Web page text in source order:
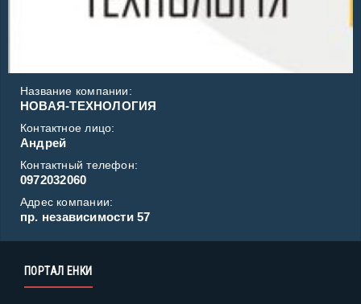
Название компании:
НОВАЯ-ТЕХНОЛОГИЯ
Контактное лицо:
Андрей
Контактный телефон:
0972032060
Адрес компании:
пр. независимости 57
ПОРТАЛ ЕНКИ